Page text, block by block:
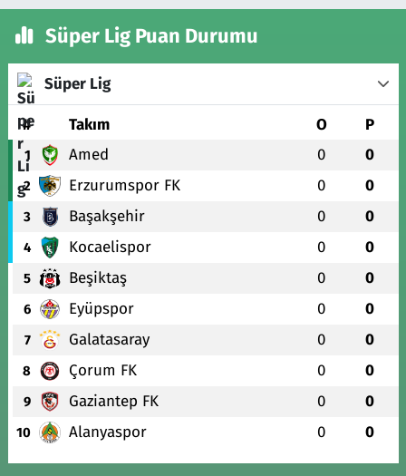
Süper Lig Puan Durumu
Süper Lig
# Takım O P
1 Amed 0 0
2 Erzurumspor FK 0 0
3 Başakşehir 0 0
4 Kocaelispor 0 0
5 Beşiktaş 0 0
6 Eyüpspor 0 0
7 Galatasaray 0 0
8 Çorum FK 0 0
9 Gaziantep FK 0 0
10 Alanyaspor 0 0